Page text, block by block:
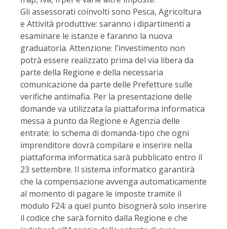
Gli assessorati coinvolti sono Pesca, Agricoltura
e Attività produttive: saranno i dipartimenti a
esaminare le istanze e faranno la nuova
graduatoria. Attenzione: l’investimento non
potrà essere realizzato prima del via libera da
parte della Regione e della necessaria
comunicazione da parte delle Prefetture sulle
verifiche antimafia. Per la presentazione delle
domande va utilizzata la piattaforma informatica
messa a punto da Regione e Agenzia delle
entrate: lo schema di domanda-tipo che ogni
imprenditore dovrà compilare e inserire nella
piattaforma informatica sarà pubblicato entro il
23 settembre. Il sistema informatico garantirà
che la compensazione avvenga automaticamente
al momento di pagare le imposte tramite il
modulo F24: a quel punto bisognerà solo inserire
il codice che sarà fornito dalla Regione e che